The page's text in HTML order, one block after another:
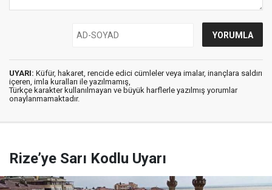
UYARI: Küfür, hakaret, rencide edici cümleler veya imalar, inançlara saldırı
içeren, imla kuralları ile yazılmamış,
Türkçe karakter kullanılmayan ve büyük harflerle yazılmış yorumlar
onaylanmamaktadır.
Rize’ye Sarı Kodlu Uyarı